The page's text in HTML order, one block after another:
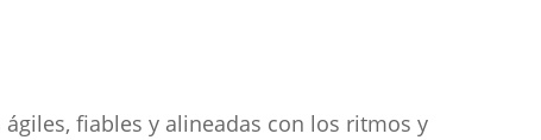
fiables y alineadas con los ritmos y